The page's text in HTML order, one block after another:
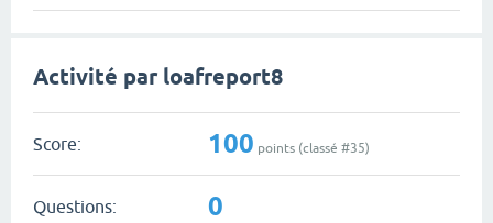
Activité par loafreport8
Score: 100 points (classé #35)
Questions: 0